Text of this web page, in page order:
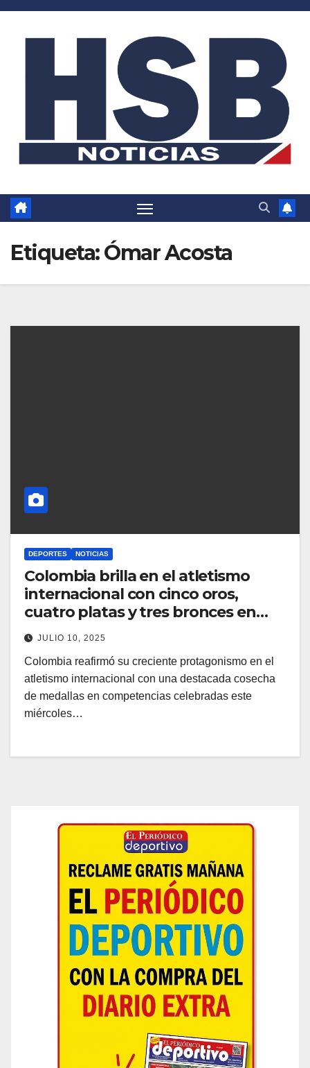
Saltar
Etiqueta:Ómar Acosta
DEPORTES NOTICIAS
Colombia brilla en el atletismo
internacional con cinco oros,
cuatro platas y tres bronces en
torneos de Ecuador y España
JULIO 10, 2025
Colombia reafirmó su creciente protagonismo en el
atletismo internacional con una destacada cosecha
de medallas en competencias celebradas este
miércoles…